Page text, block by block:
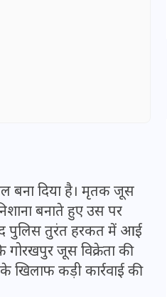
बना दिया है। मृतक जूस
बनाते हुए उस पर
पुलिस तुरंत हरकत में आई
जूस विक्रेता की
खिलाफ कड़ी कार्रवाई की
Recruitment
के पदों
विज्ञापन जारी,